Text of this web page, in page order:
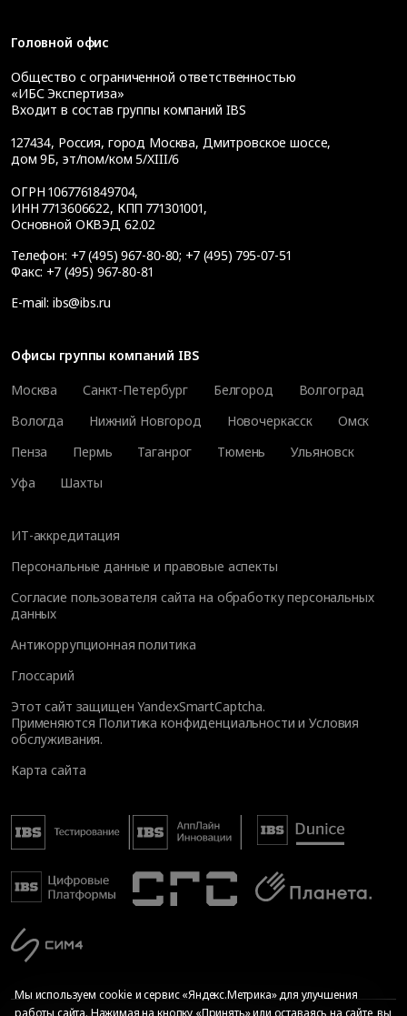
Головной офис
Общество с ограниченной ответственностью
«ИБС Экспертиза»
Входит в состав группы компаний IBS
127434, Россия, город Москва, Дмитровское шоссе,
дом 9Б, эт/пом/ком 5/XIII/6
ОГРН 1067761849704,
ИНН 7713606622, КПП 771301001,
Основной ОКВЭД 62.02
Телефон: +7 (495) 967-80-80; +7 (495) 795-07-51
Факс: +7 (495) 967-80-81
E-mail: ibs@ibs.ru
Офисы группы компаний IBS
Москва
Санкт-Петербург Белгород
Волгоград
Вологда
Нижний Новгород Новочеркасск
Омск
Пенза
Пермь Таганрог Тюмень
Ульяновск
Уфа
Шахты
ИТ-аккредитация
Персональные данные и правовые аспекты
Согласие пользователя сайта на обработку персональных
данных
Антикоррупционная политика
Глоссарий
Этот сайт защищен YandexSmartCaptcha.
Применяются Политика конфиденциальности иУсловия
обслуживания.
Карта сайта
Мы используем cookie и сервис «Яндекс.Метрика» для улучшения
работы сайта. Нажимая на кнопку «Принять» или оставаясь на сайте, вы